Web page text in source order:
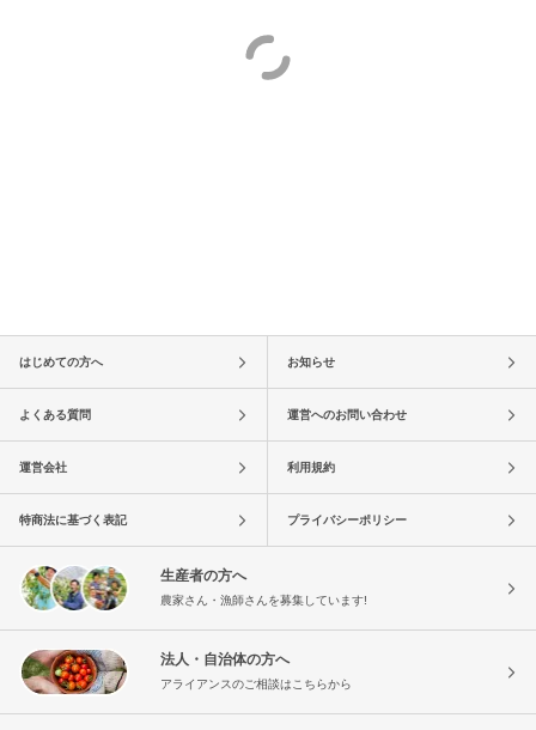
はじめての方へ お知らせ
よくある質問 運営へのお問い合わせ
運営会社 利用規約
特商法に基づく表記 プライバシーポリシー
生産者の方へ
農家さん・漁師さんを募集しています!
法人・自治体の方へ
アライアンスのご相談はこちらから